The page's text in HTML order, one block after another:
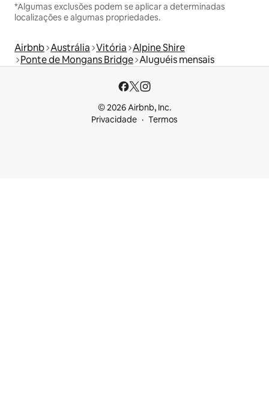
*Algumas exclusões podem se aplicar a determinadas
localizações e algumas propriedades.
Airbnb Austrália Vitória Alpine Shire
Ponte de Mongans Bridge Aluguéis mensais
© 2026 Airbnb, Inc.
Privacidade
Termos